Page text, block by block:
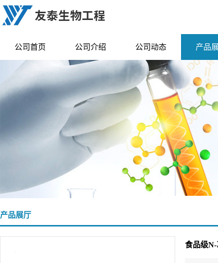
公司首页 公司介绍 公司动态 产品
产品展厅
食品级